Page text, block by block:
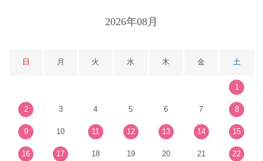
2026年08月
日 月 火 水 木 金 土
1
2 3 4 5 6 7 8
9 10 11 12 13 14 15
16 17 18 19 20 21 22